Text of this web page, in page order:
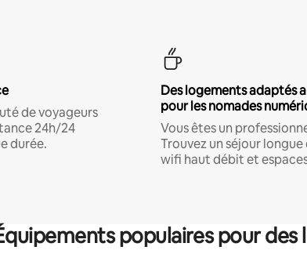
de voyageurs
24h/24
durée.
Des logements adaptés
pour les nomades
Vous êtes un
Trouvez un séjour
wifi haut débit et
populaires pour